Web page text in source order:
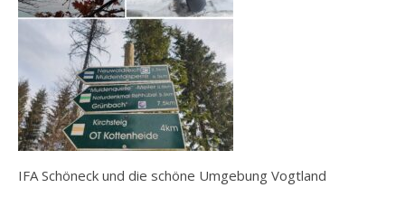
IFA Schöneck und die schöne Umgebung Vogtland